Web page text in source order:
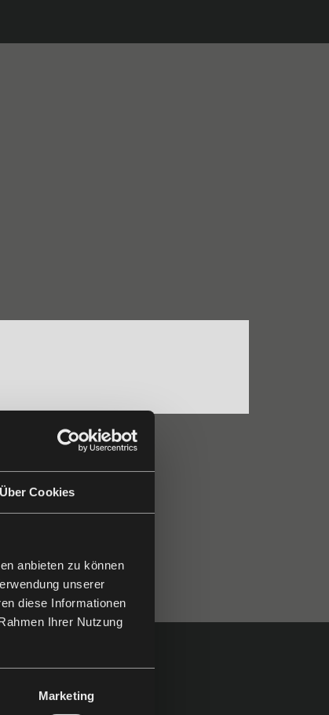
Über Cookies
anbieten zu können
unserer
diese Informationen
Ihrer Nutzung
Marketing